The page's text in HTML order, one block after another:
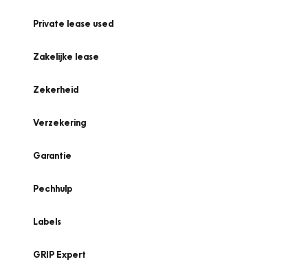
Private lease used
Zakelijke lease
Zekerheid
Verzekering
Garantie
Pechhulp
Labels
GRIP Expert